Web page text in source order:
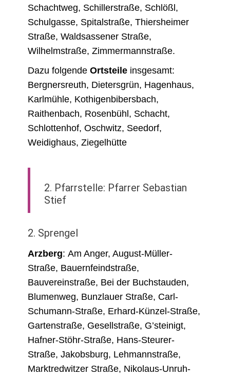
Schachtweg, Schillerstraße, Schlößl,
Schulgasse, Spitalstraße, Thiersheimer
Straße, Waldsassener Straße,
Wilhelmstraße, Zimmermannstraße.
Dazu folgendeOrtsteile insgesamt:
Bergnersreuth, Dietersgrün, Hagenhaus,
Karlmühle, Kothigenbibersbach,
Raithenbach, Rosenbühl, Schacht,
Schlottenhof, Oschwitz, Seedorf,
Weidighaus, Ziegelhütte
2. Pfarrstelle: Pfarrer Sebastian
Stief
2. Sprengel
Arzberg: Am Anger, August-Müller-
Straße, Bauernfeindstraße,
Bauvereinstraße, Bei der Buchstauden,
Blumenweg, Bunzlauer Straße, Carl-
Schumann-Straße, Erhard-Künzel-Straße,
Gartenstraße, Gesellstraße, G’steinigt,
Hafner-Stöhr-Straße, Hans-Steurer-
Straße, Jakobsburg, Lehmannstraße,
Marktredwitzer Straße, Nikolaus-Unruh-